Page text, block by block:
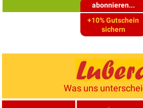
abonnieren...
+10% Gutschein
sichern
Was uns